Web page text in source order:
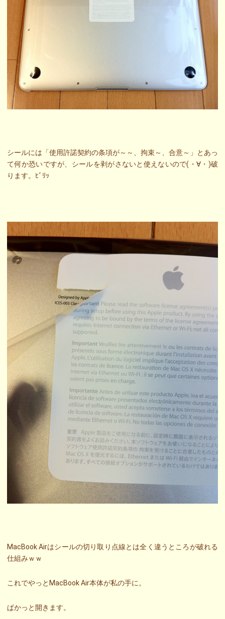
シールには「使用許諾契約の条項が～～、拘束～、合意～」とあっ
て何か恐いですが、シールを剥がさないと使えないので(・∀・)破
ります。ﾋﾞﾘｯ
MacBook Airはシールの切り取り点線とは全く違うところが破れる
仕組みｗｗ
これでやっとMacBook Air本体が私の手に。
ぱかっと開きます。